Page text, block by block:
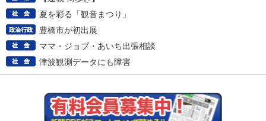
夏を彩る「観音まつり」
豊橋市が初出展
ママ・ジョブ・あいち出張相談
津波観測データにも障害